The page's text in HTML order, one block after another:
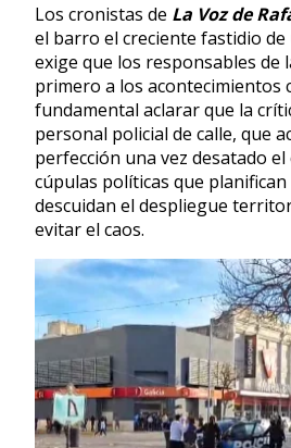
Los cronistas de La Voz de
el barro el creciente fastidio de
exige que los responsables de
primero a los acontecimientos
fundamental aclarar que la
personal policial de calle, que
perfección una vez desatado
cúpulas políticas que
descuidan el despliegue
evitar el caos.